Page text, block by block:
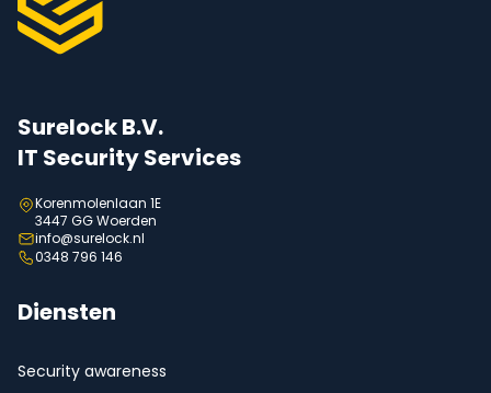
Surelock B.V.
IT Security Services
Korenmolenlaan 1E
3447 GG Woerden
info@surelock.nl
0348 796 146
Diensten
Security awareness